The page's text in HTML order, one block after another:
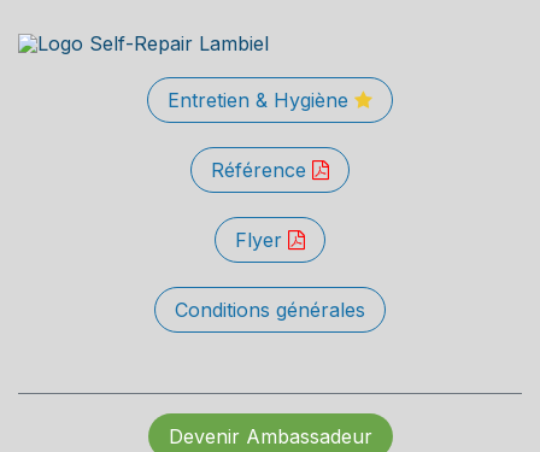
Entretien & Hygiène
Référence
Flyer
Conditions générales
Devenir Ambassadeur